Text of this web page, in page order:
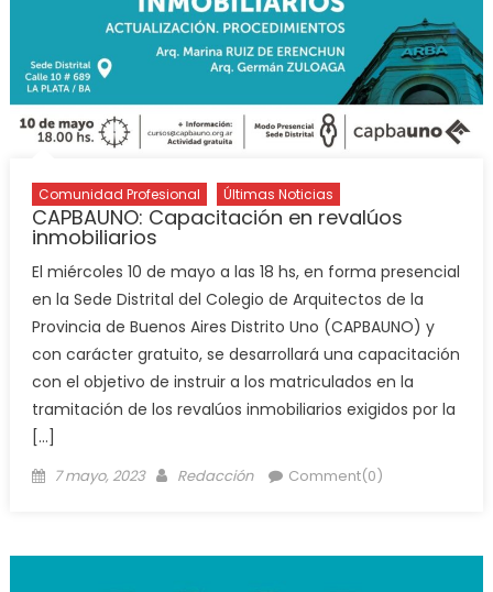
Comunidad Profesional Últimas Noticias
CAPBAUNO: Capacitación en revalúos
inmobiliarios
El miércoles 10 de mayo a las 18 hs, en forma presencial
en la Sede Distrital del Colegio de Arquitectos de la
Provincia de Buenos Aires Distrito Uno (CAPBAUNO) y
con carácter gratuito, se desarrollará una capacitación
con el objetivo de instruir a los matriculados en la
tramitación de los revalúos inmobiliarios exigidos por la
[…]
7 mayo, 2023 Redacción Comment(0)